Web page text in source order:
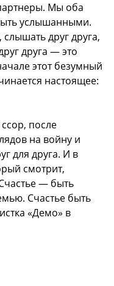
Мы оба
услышанными.
друг друга,
друга — это
этот безумный
настоящее:
после
на войну и
для друга. И в
смотрит,
— быть
Счастье быть
«Демо» в